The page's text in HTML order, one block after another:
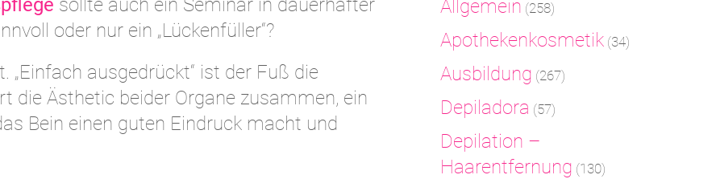
sollte auch ein Seminar in dauerhafter
oder nur ein „Lückenfüller“?
ausgedrückt“ ist der Fuß die
die Ästhetic beider Organe zusammen, ein
Bein einen guten Eindruck macht und
Allgemein (258)
Apothekenkosmetik (34)
Ausbildung (267)
Depiladora (57)
Depilation –
Haarentfernung (130)